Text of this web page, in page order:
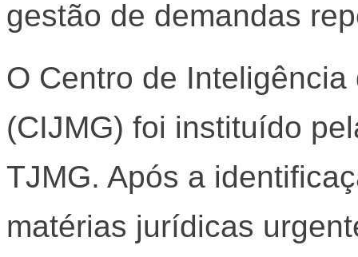
gestão de demandas
O Centro de
(CIJMG) foi instituído
TJMG. Após a
matérias jurídicas